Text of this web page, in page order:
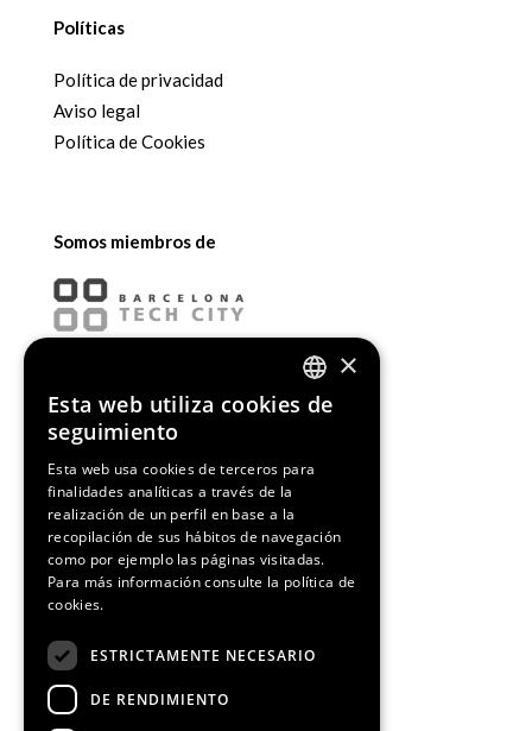
Políticas
Política de privacidad
Aviso legal
Política de Cookies
Somos miembros de
ENGLISH
×
Esta web utiliza cookies de
seguimiento
Esta web usa cookies de terceros para
finalidades analíticas a través de la
realización de un perfil en base a la
recopilación de sus hábitos de navegación
como por ejemplo las páginas visitadas.
Para más información consulte la política de
cookies.
ESTRICTAMENTE NECESARIO
DE RENDIMIENTO